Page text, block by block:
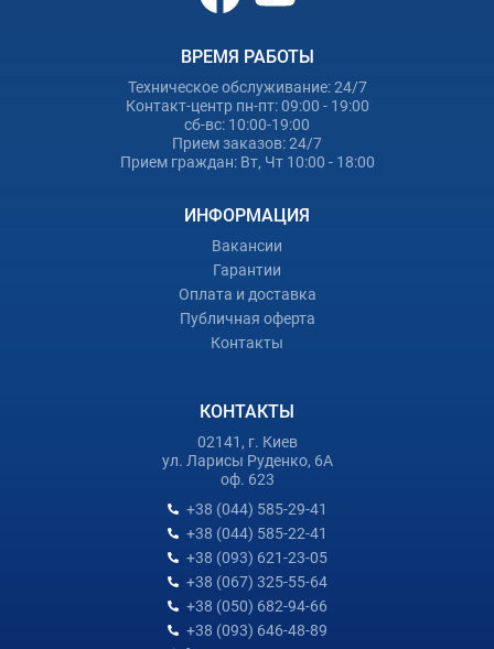
ВРЕМЯ РАБОТЫ
Техническое обслуживание: 24/7
Контакт-центр пн-пт: 09:00 - 19:00
сб-вс: 10:00-19:00
Прием заказов: 24/7
Прием граждан: Вт, Чт 10:00 - 18:00
ИНФОРМАЦИЯ
Вакансии
Гарантии
Оплата и доставка
Публичная оферта
Контакты
КОНТАКТЫ
02141, г. Киев
ул. Ларисы Руденко, 6А
оф. 623
+38 (044) 585-29-41
+38 (044) 585-22-41
+38 (093) 621-23-05
+38 (067) 325-55-64
+38 (050) 682-94-66
+38 (093) 646-48-89